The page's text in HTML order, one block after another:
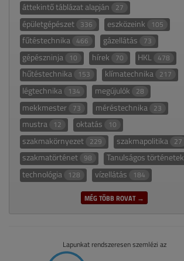
áttekintő táblázat alapján 27
épületgépészet 336 eszközeink 105
fűtéstechnika 466 gázellátás 73
gépészninja 10 hírek 70 HKL 478
hűtéstechnika 153 klímatechnika 217
légtechnika 134 megújulók 28
mekkmester 73 méréstechnika 23
mustra 12 oktatás 10
szakmakörnyezet 229 szakmapolitika 27
szakmatörténet 98 Tanulságos történetek
technológia 128 vízellátás 184
MÉG TÖBB ROVAT →
Lapunkat rendszeresen szemlézi az